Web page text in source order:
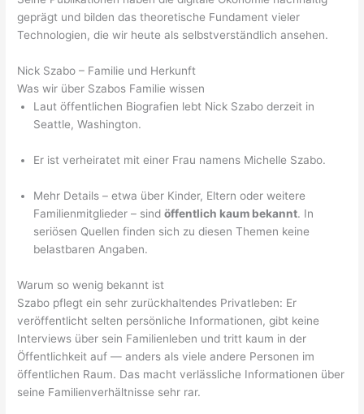
geprägt und bilden das theoretische Fundament vieler
Technologien, die wir heute als selbstverständlich ansehen.
Nick Szabo – Familie und Herkunft
Was wir über Szabos Familie wissen
Laut öffentlichen Biografien lebt Nick Szabo derzeit in
Seattle, Washington.
Er ist verheiratet mit einer Frau namens Michelle Szabo.
Mehr Details – etwa über Kinder, Eltern oder weitere
Familienmitglieder – sindöffentlich kaum bekannt. In
seriösen Quellen finden sich zu diesen Themen keine
belastbaren Angaben.
Warum so wenig bekannt ist
Szabo pflegt ein sehr zurückhaltendes Privatleben: Er
veröffentlicht selten persönliche Informationen, gibt keine
Interviews über sein Familienleben und tritt kaum in der
Öffentlichkeit auf — anders als viele andere Personen im
öffentlichen Raum. Das macht verlässliche Informationen über
seine Familienverhältnisse sehr rar.